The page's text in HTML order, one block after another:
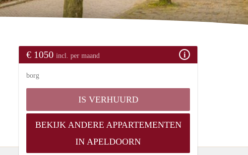
€ 1050 incl. per maand
borg
IS VERHUURD
BEKIJK ANDERE APPARTEMENTEN
IN APELDOORN